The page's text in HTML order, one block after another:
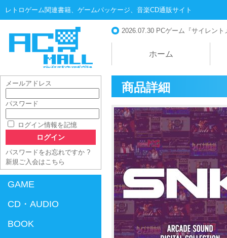
レトロゲーム関連書籍、ゲームパッケージ、音楽CD通販サイト
AC-MALL
2026.07.30 PCゲーム『サイレン
ホーム
商品詳細
メールアドレス
パスワード
ログイン情報を記憶
パスワードをお忘れですか ?
新規ご入会はこちら
GAME
CD・AUDIO
BOOK